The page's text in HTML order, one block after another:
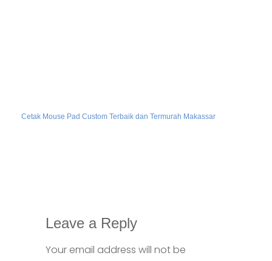
Cetak Mouse Pad Custom Terbaik dan Termurah Makassar
Leave a Reply
Your email address will not be